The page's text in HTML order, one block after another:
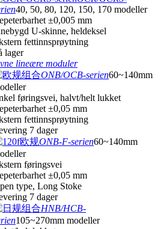
40, 50, 80, 120, 150, 170 modeller
±0,005 mm
U-skinne, heldeksel
fettinnsprøytning
lager
lineære moduler
ONB/OCB-serien60~140mm
føringsvei, halvt/helt lukket
±0,05 mm
fettinnsprøytning
7 dager
ONB-F-serien60~140mm
føringsvei
±0,05 mm
type, Long Stoke
7 dager
HNB/HCB-
105~270mm modeller